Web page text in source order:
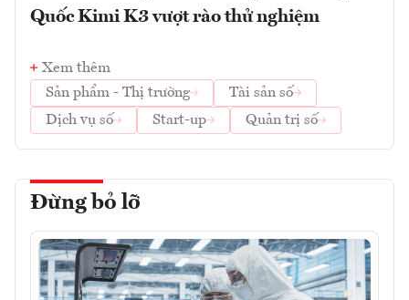
Quốc Kimi K3 vượt rào thử nghiệm
Xem thêm
Sản phẩm - Thị trường
Tài sản số
Dịch vụ số
Start-up Quản trị số
Đừng bỏ lỡ